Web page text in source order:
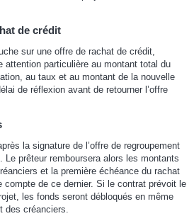
de crédit
sur une offre de rachat de crédit,
attention particulière au montant total du
au taux et au montant de la nouvelle
de réflexion avant de retourner l’offre
la signature de l’offre de regroupement
Le prêteur remboursera alors les montants
et la première échéance du rachat
compte de ce dernier. Si le contrat prévoit le
les fonds seront débloqués en même
des créanciers.